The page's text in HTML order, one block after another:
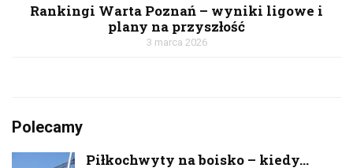
Rankingi Warta Poznań – wyniki ligowe i
plany na przyszłość
3 marca 2026
Polecamy
Piłkochwyty na boisko – kiedy...